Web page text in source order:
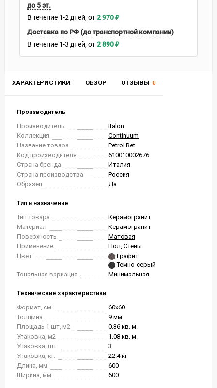
ХАРАКТЕРИСТИКИ ОБЗОР ОТЗЫВЫ 0
Производитель
Производитель
Italon
Коллекция
Continuum
Название товара
Petrol Ret
Код производителя
610010002676
Страна бренда
Италия
Страна производства
Россия
Образец
Да
Тип и назначение
Тип товара
Керамогранит
Материал
Керамогранит
Поверхность
Матовая
Применение
Пол, Стены
Цвет
Графит
Темно-серый
Тональная вариация
Минимальная
Технические характеристики
Формат, см.
60x60
Толщина
9 мм
Площадь 1 шт, м2
0.36 кв. м.
Упаковка, м2
1.08 кв. м.
Упаковка, шт.
3
Упаковка, кг.
22.4 кг
Длина, мм
600
Ширина, мм
600
до 5 эт.
В течение 1-2 дней 2 970₽
Доставка по РФ (до транспортной компании)
В течение 1-3 дней 2 890₽